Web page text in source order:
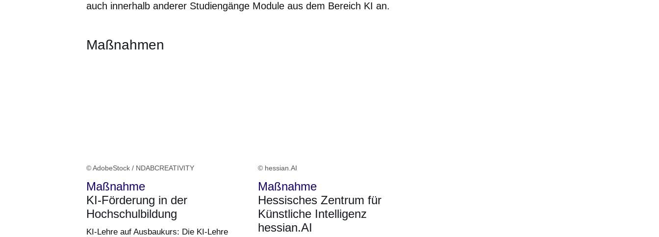
auch innerhalb anderer Studiengänge Module aus dem Bereich KI an.
Maßnahmen
© AdobeStock / NDABCREATIVITY
Maßnahme
KI-Förderung in der
Hochschulbildung
KI-Lehre auf Ausbaukurs: Die KI-Lehre
© hessian.AI
Maßnahme
Hessisches Zentrum für
Künstliche Intelligenz
hessian.AI